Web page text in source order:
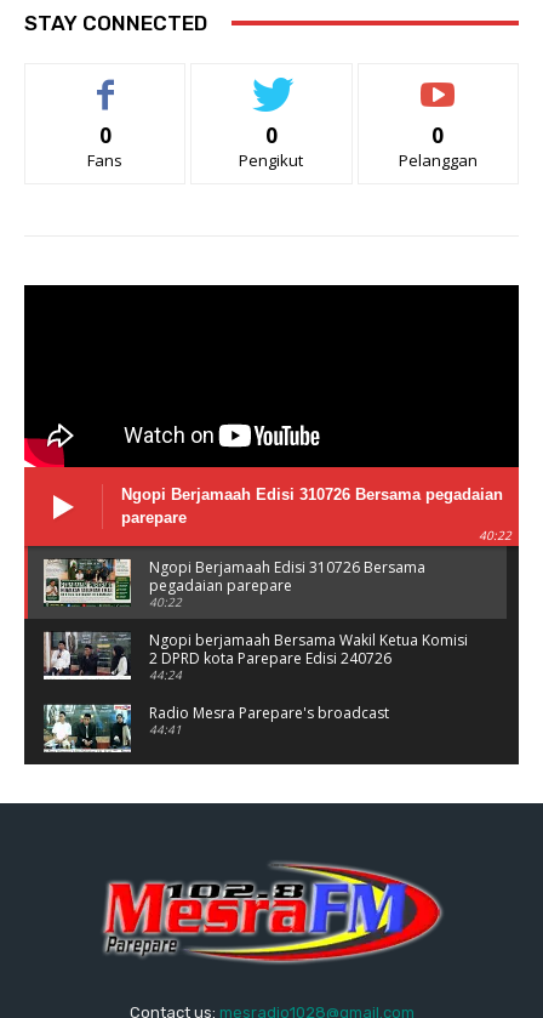
STAY CONNECTED
0
Fans
0
Pengikut
0
Pelanggan
Ngopi Berjamaah Edisi 310726 Bersama pegadaian
parepare
40:22
Ngopi Berjamaah Edisi 310726 Bersama
pegadaian parepare
40:22
Ngopi berjamaah Bersama Wakil Ketua Komisi
2 DPRD kota Parepare Edisi 240726
44:24
Radio Mesra Parepare's broadcast
44:41
44:25
Ngopi berjamaah bersama polres Parepare
Jumat 03/06/26
37:56
Ngopi Berjamaah Jumat 26/06/26 Bersama
Damkar parepare
Dialog Kesehatan bersama Fatima Tema
Contact us: mesradio1028@gmail.com